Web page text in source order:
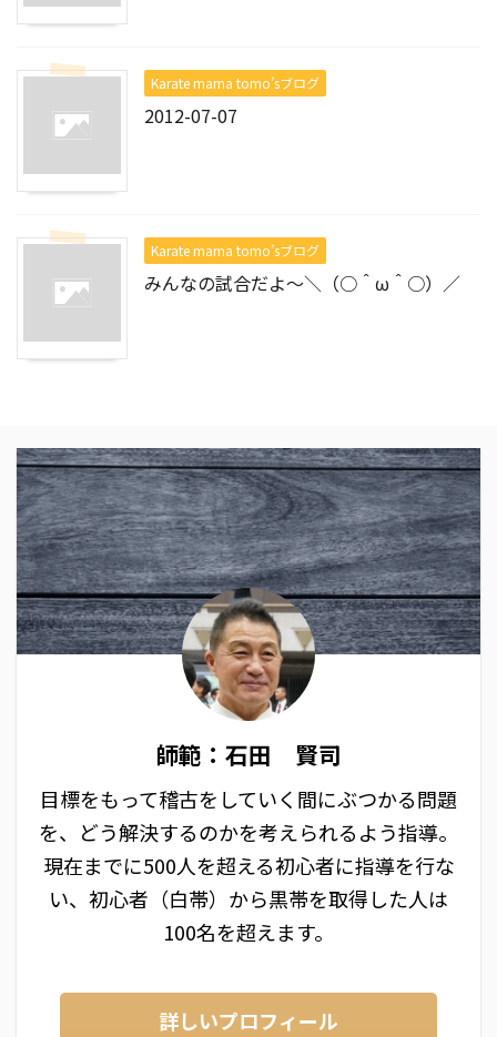
Karate mama tomo’sブログ
2012-07-07
Karate mama tomo’sブログ
みんなの試合だよ～＼（○＾ω＾○）／
師範：石田 賢司
目標をもって稽古をしていく間にぶつかる問題
を、どう解決するのかを考えられるよう指導。
現在までに500人を超える初心者に指導を行な
い、初心者（白帯）から黒帯を取得した人は
100名を超えます。
詳しいプロフィール